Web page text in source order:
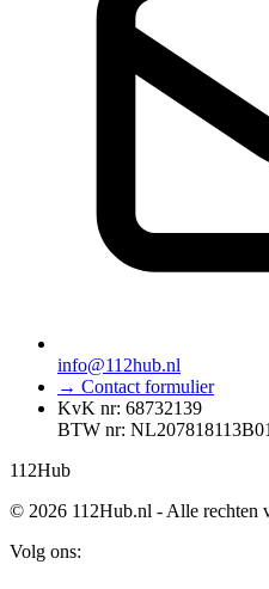
info@112hub.nl
→ Contact formulier
KvK nr: 68732139
BTW nr: NL207818113B01
112Hub
© 2026 112Hub.nl - Alle rechten
Volg ons: